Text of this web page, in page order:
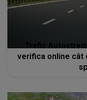
Trafic
verifica online cât